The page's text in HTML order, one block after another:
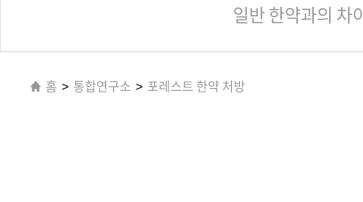
일반 한약과의 차이
홈 > 통합연구소 > 포레스트 한약 처방